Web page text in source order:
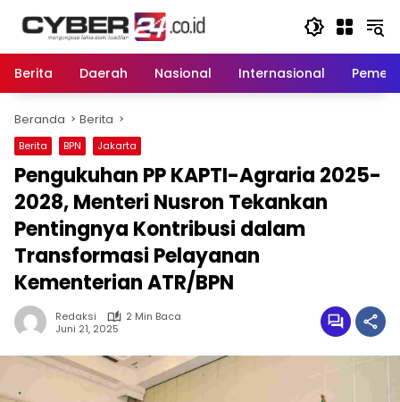
Berita
Daerah Nasional Internasional
Beranda Berita
Berita BPN Jakarta
Pengukuhan PP KAPTI-Agraria 2025-
2028, Menteri Nusron Tekankan
Pentingnya Kontribusi dalam
Transformasi Pelayanan
Kementerian ATR/BPN
Redaksi
2 Min Baca
Juni 21, 2025